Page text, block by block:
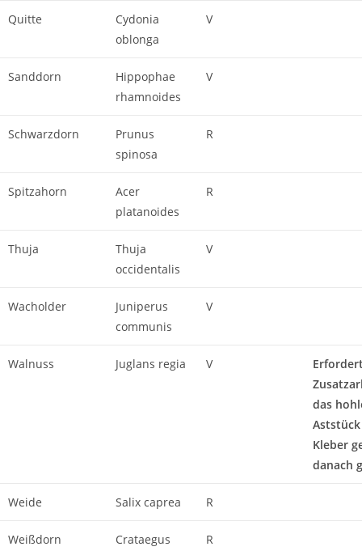
Quitte
Cydonia
oblonga
V
Sanddorn
Hippophae
rhamnoides
V
Schwarzdorn
Prunus
spinosa
R
Spitzahorn
Acer
platanoides
R
Thuja
Thuja
occidentalis
V
Wacholder
Juniperus
communis
V
Walnuss Juglans regia V
das
Kleber
danach
Weide Salix caprea R
Weißdorn
Crataegus
R